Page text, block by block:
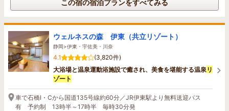
この宿の宿泊プランをすべてみる
ウェルネスの森 伊東（共立リゾート）
静岡>伊東・宇佐美・川奈
4.1
(3,820件)
大浴場と温泉運動浴施設で癒され、美食を堪能する温泉 リ
ゾート
車で石橋I・Cから国道135号線約60分／JR伊東駅より無料送迎バス
有 予約制 13時半～17時半 毎時30分発